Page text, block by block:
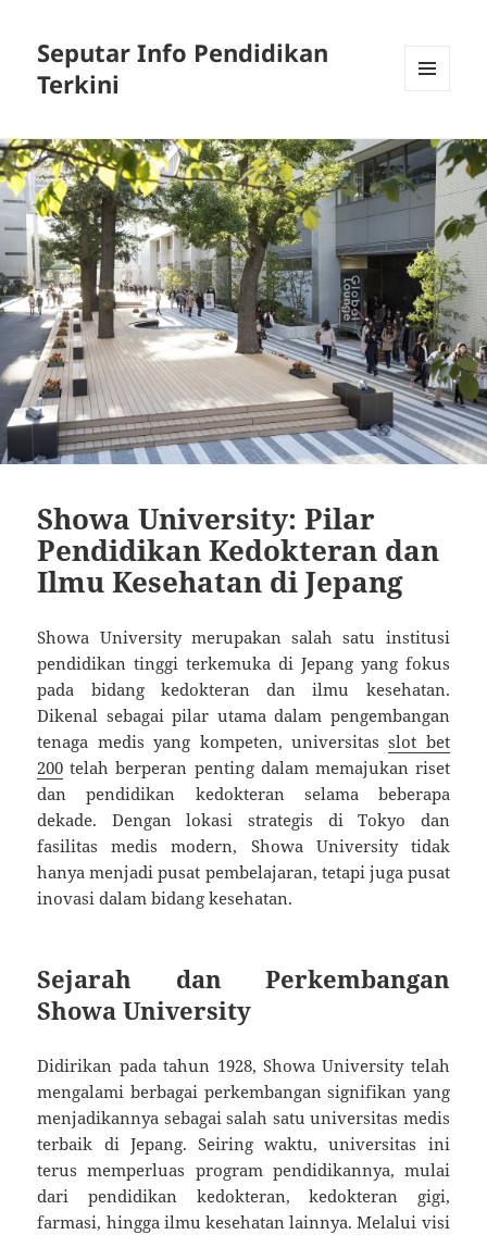
Seputar Info Pendidikan
Terkini
WIDGETS
Showa University: Pilar
Pendidikan Kedokteran dan
Ilmu Kesehatan di Jepang
Showa University merupakan salah satu institusi
pendidikan tinggi terkemuka di Jepang yang fokus
pada bidang kedokteran dan ilmu kesehatan.
Dikenal sebagai pilar utama dalam pengembangan
tenaga medis yang kompeten, universitasslot bet
200 telah berperan penting dalam memajukan riset
dan pendidikan kedokteran selama beberapa
dekade. Dengan lokasi strategis di Tokyo dan
fasilitas medis modern, Showa University tidak
hanya menjadi pusat pembelajaran, tetapi juga pusat
inovasi dalam bidang kesehatan.
Sejarah dan Perkembangan
Showa University
Didirikan pada tahun 1928, Showa University telah
mengalami berbagai perkembangan signifikan yang
menjadikannya sebagai salah satu universitas medis
terbaik di Jepang. Seiring waktu, universitas ini
terus memperluas program pendidikannya, mulai
dari pendidikan kedokteran, kedokteran gigi,
farmasi, hingga ilmu kesehatan lainnya. Melalui visi